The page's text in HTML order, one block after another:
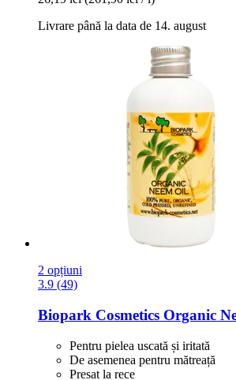
Livrare până la data de 14. august
2 opțiuni
3.9 (49)
Biopark Cosmetics Organic
Pentru pielea uscată și iritată
De asemenea pentru mătreață
Presat la rece